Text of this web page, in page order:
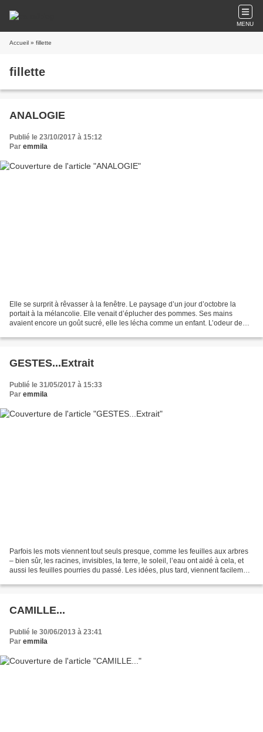
MENU
Accueil » fillette
fillette
ANALOGIE
Publié le 23/10/2017 à 15:12
Par emmila
Elle se surprit à rêvasser à la fenêtre. Le paysage d’un jour d’octobre la
portait à la mélancolie. Elle venait d’éplucher des pommes. Ses mains
avaient encore un goût sucré, elle les lécha comme un enfant. L’odeur de
GESTES...Extrait
Publié le 31/05/2017 à 15:33
Par emmila
Parfois les mots viennent tout seuls presque, comme les feuilles aux arbres
– bien sûr, les racines, invisibles, la terre, le soleil, l’eau ont aidé à cela, et
aussi les feuilles pourries du passé. Les idées, plus tard, viennent facilement
CAMILLE...
Publié le 30/06/2013 à 23:41
Par emmila